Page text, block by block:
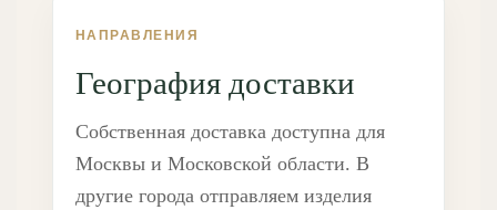
НАПРАВЛЕНИЯ
География доставки
Собственная доставка доступна для
Москвы и Московской области. В
другие города отправляем изделия